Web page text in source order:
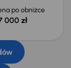
po obniżce
000 zł